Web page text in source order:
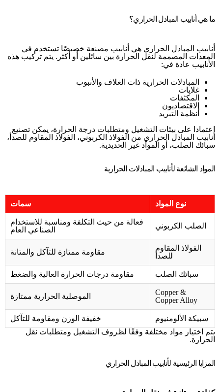
ما هي أنابيب المبادل الحراري؟
أنابيب المبادل الحراري هي أنابيب مصنعة خصيصًا تستخدم في
المعدات المصممة لنقل الحرارة بين سائلين أو أكثر. يتم تركيب هذه
الأنابيب عادة في:
المبادلات الحرارية ذات الغلاف والأنبوب
غلايات
المكثفات
الاقتصاديون
أنظمة التبريد
اعتمادا على بيئات التشغيل ومتطلبات درجة الحرارة، يمكن تصنيع
أنابيب المبادل الحراري من الفولاذ الكربوني، الفولاذ المقاوم للصدأ،
سبائك الصلب، أو المواد غير الحديدية.
المواد الشائعة لأنابيب المبادلات الحرارية
نوع المواد سمات
الصلب الكربوني
فعالة من حيث التكلفة ومناسبة للاستخدام
الصناعي العام
الفولاذ المقاوم
للصدأ
مقاومة ممتازة للتآكل والمتانة
سبائك الصلب مقاومة درجات الحرارة العالية والضغط
Copper &
Copper Alloy
الموصلية الحرارية ممتازة
سبيكة الألومنيوم
خفيفة الوزن ومقاومة للتآكل
يتم اختيار مواد مختلفة وفقًا لظروف التشغيل ومتطلبات نقل
الحرارة.
المزايا الرئيسية لأنابيب المبادل الحراري